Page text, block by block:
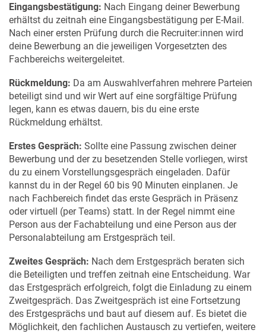
Eingangsbestätigung: Nach Eingang deiner Bewerbung
erhältst du zeitnah eine Eingangsbestätigung per E-Mail.
Nach einer ersten Prüfung durch die Recruiter:innen wird
deine Bewerbung an die jeweiligen Vorgesetzten des
Fachbereichs weitergeleitet.
Rückmeldung: Da am Auswahlverfahren mehrere Parteien
beteiligt sind und wir Wert auf eine sorgfältige Prüfung
legen, kann es etwas dauern, bis du eine erste
Rückmeldung erhältst.
Erstes Gespräch: Sollte eine Passung zwischen deiner
Bewerbung und der zu besetzenden Stelle vorliegen, wirst
du zu einem Vorstellungsgespräch eingeladen. Dafür
kannst du in der Regel 60 bis 90 Minuten einplanen. Je
nach Fachbereich findet das erste Gespräch in Präsenz
oder virtuell (per Teams) statt. In der Regel nimmt eine
Person aus der Fachabteilung und eine Person aus der
Personalabteilung am Erstgespräch teil.
Zweites Gespräch: Nach dem Erstgespräch beraten sich
die Beteiligten und treffen zeitnah eine Entscheidung. War
das Erstgespräch erfolgreich, folgt die Einladung zu einem
Zweitgespräch. Das Zweitgespräch ist eine Fortsetzung
des Erstgesprächs und baut auf diesem auf. Es bietet die
Möglichkeit, den fachlichen Austausch zu vertiefen, weitere